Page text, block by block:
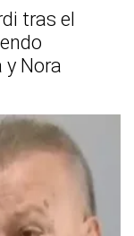
tras el
Nora